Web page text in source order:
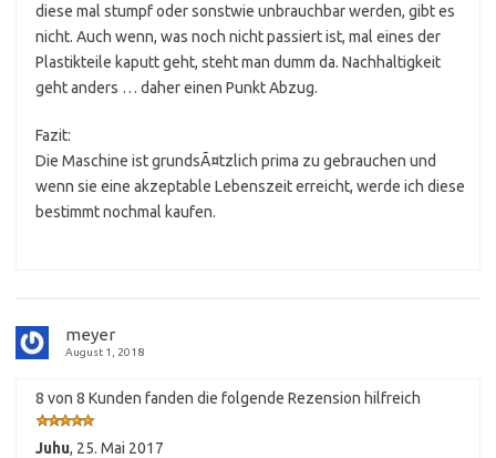
diese mal stumpf oder sonstwie unbrauchbar werden, gibt es
nicht. Auch wenn, was noch nicht passiert ist, mal eines der
Plastikteile kaputt geht, steht man dumm da. Nachhaltigkeit
geht anders … daher einen Punkt Abzug.
Fazit:
Die Maschine ist grundsÃ¤tzlich prima zu gebrauchen und
wenn sie eine akzeptable Lebenszeit erreicht, werde ich diese
bestimmt nochmal kaufen.
meyer
August 1, 2018
8 von 8 Kunden fanden die folgende Rezension hilfreich
Juhu, 25. Mai 2017